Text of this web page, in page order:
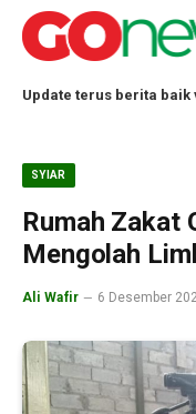
Update terus berita baik
SYIAR
Rumah Zakat
Mengolah
Ali Wafir 6 Desember